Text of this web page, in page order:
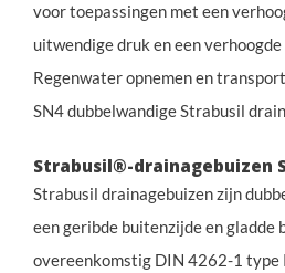
voor toepassingen met een
uitwendige druk en een
Regenwater opnemen en
SN4 dubbelwandige Strabusil
Strabusil®-drainagebuizen
Strabusil drainagebuizen zijn
een geribde buitenzijde en gladde
overeenkomstig DIN 4262-1 type